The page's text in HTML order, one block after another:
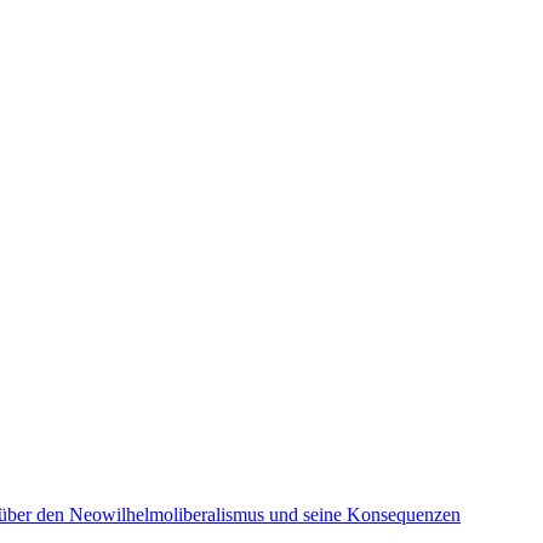
den Neowilhelmoliberalismus und seine Konsequenzen